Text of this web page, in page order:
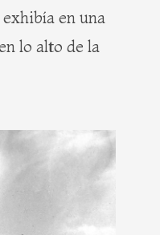
en una
lo alto de la